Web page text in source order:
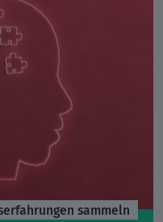
sammeln